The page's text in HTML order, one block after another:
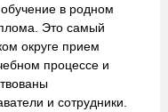
в родном
Это самый
округе прием
процессе и
и сотрудники.